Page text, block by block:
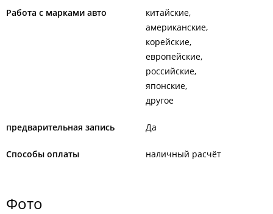
Работа с марками авто
китайские
американские
корейские
европейские
российские
японские
другое
предварительная запись Да
Способы оплаты наличный расчёт
Фото